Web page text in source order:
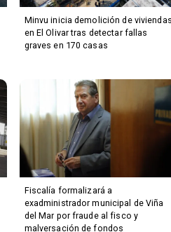
Minvu inicia demolición de
en El Olivar tras detectar fallas
graves en 170 casas
Fiscalía formalizará a
exadministrador municipal de Viña
del Mar por fraude al fisco y
malversación de fondos